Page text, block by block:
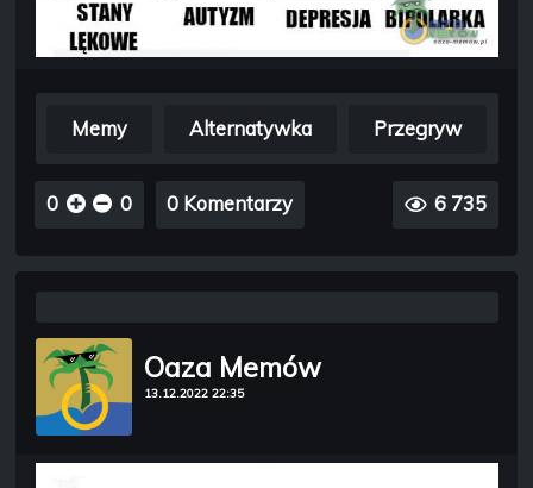
Memy Alternatywka Przegryw
0 0 0 Komentarzy 6 735
Oaza Memów
13.12.2022 22:35